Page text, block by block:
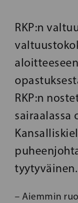
RKP:n
RKP:n
sairaalassa
tyytyväinen.
– Aiemmin